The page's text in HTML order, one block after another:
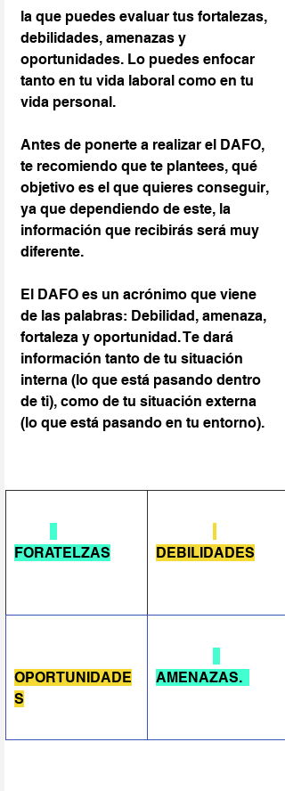
la que puedes evaluar tus fortalezas,
debilidades, amenazas y
oportunidades. Lo puedes enfocar
tanto en tu vida laboral como en tu
vida personal.
Antes de ponerte a realizar el DAFO,
te recomiendo que te plantees, qué
objetivo es el que quieres conseguir,
ya que dependiendo de este, la
información que recibirás será muy
diferente.
El DAFO es un acrónimo que viene
de las palabras: Debilidad, amenaza,
fortaleza y oportunidad. Te dará
información tanto de tu situación
interna (lo que está pasando dentro
de ti), como de tu situación externa
(lo que está pasando en tu entorno).
FORATELZAS DEBILIDADES
OPORTUNIDADE
S
AMENAZAS.